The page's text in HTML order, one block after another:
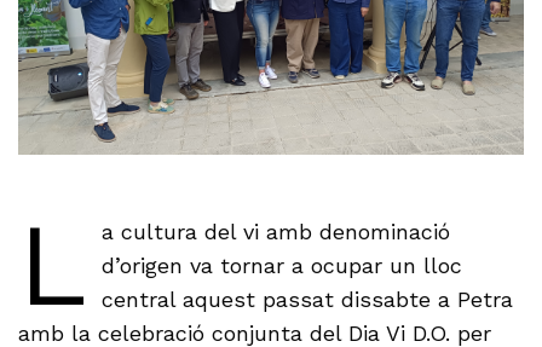
L
a cultura del vi amb denominació
d’origen va tornar a ocupar un lloc
central aquest passat dissabte a Petra
amb la celebració conjunta del Dia Vi D.O. per